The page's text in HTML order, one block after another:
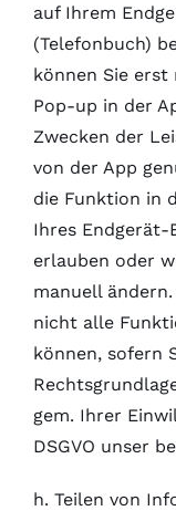
auf Ihrem
(Telefonbuch)
können Sie erst
Pop-up in der
Zwecken der
von der App
die Funktion in
Ihres Endgerät-
erlauben oder
manuell
nicht alle
können, sofern
gem. Ihrer
DSGVO unser
h. Teilen von